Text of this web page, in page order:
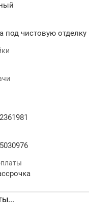
под чистовую отделку